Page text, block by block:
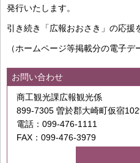
発行いたします。
引き続き「広報おおさき」の応援
（ホームページ等掲載分の電子デ
お問い合わせ
商工観光課広報観光係
899-7305 曽於郡大崎町仮宿
電話：099-476-1111
FAX：099-476-3979